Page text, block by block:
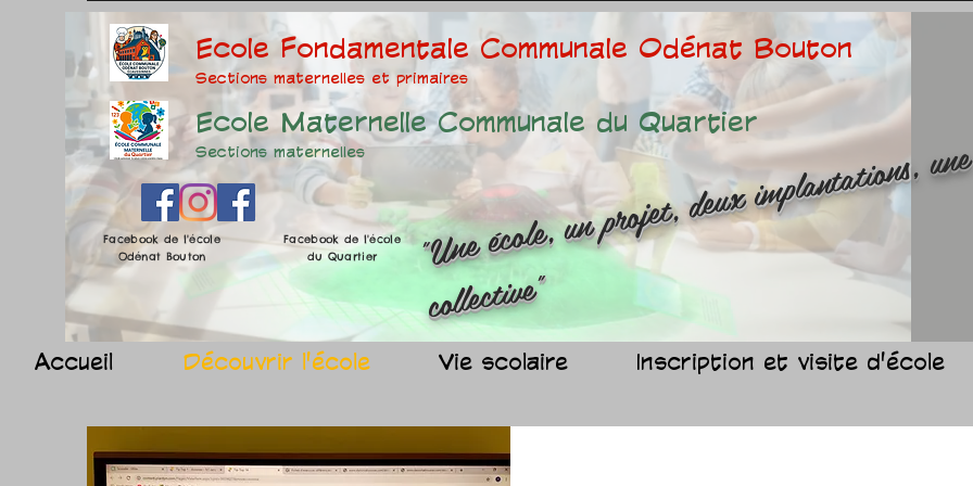
Ecole Fondamentale Communale Odénat Bouton
Sections maternelles et primaires
Ecole Maternelle Communale du Quartier
Sections maternelles ne
n
x
"
Facebook de l'école
Odénat Bouton
Facebook de l'école
du Quartier
Accueil Découvrir l'école Vie scolaire Inscription et visite d'école